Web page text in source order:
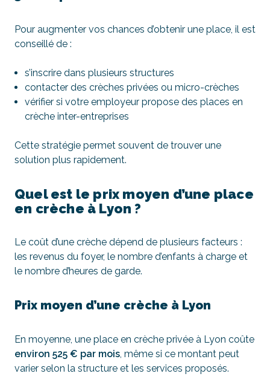
Pour augmenter vos chances d’obtenir une place, il est
conseillé de :
s’inscrire dans plusieurs structures
contacter des crèches privées ou micro-crèches
vérifier si votre employeur propose des places en
crèche inter-entreprises
Cette stratégie permet souvent de trouver une
solution plus rapidement.
Quel est le prix moyen d’une place
en crèche à Lyon ?
Le coût d’une crèche dépend de plusieurs facteurs :
les revenus du foyer, le nombre d’enfants à charge et
le nombre d’heures de garde.
Prix moyen d’une crèche à Lyon
En moyenne, une place en crèche privée à Lyon coûte
environ 525 € par mois, même si ce montant peut
varier selon la structure et les services proposés.